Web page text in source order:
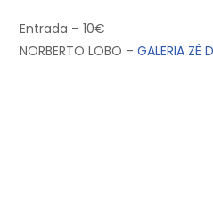
Entrada – 10€
NORBERTO LOBO – GALERIA ZÉ